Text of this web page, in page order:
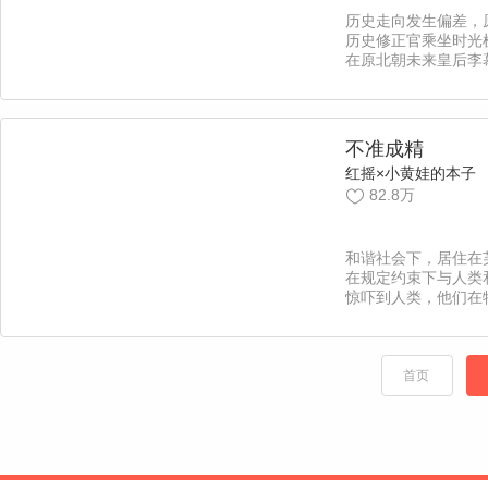
历史走向发生偏差
历史修正官乘坐时
在原北朝未来皇后李
成了太监是肿么肥四
又道远，一场啼笑皆
朕的高甜恋爱即将展
戳】
不准成精
红摇×小黄娃的本子
82.8万
和谐社会下，居住在
在规定约束下与人类
惊吓到人类，他们在
年捉妖师的到来，打
静。【责编：吖西/
首页